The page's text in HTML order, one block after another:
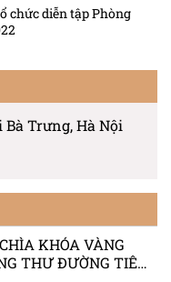
chức diễn tập Phòng
Bà Trưng, Hà Nội
KHÓA VÀNG
THƯ ĐƯỜNG TIÊU